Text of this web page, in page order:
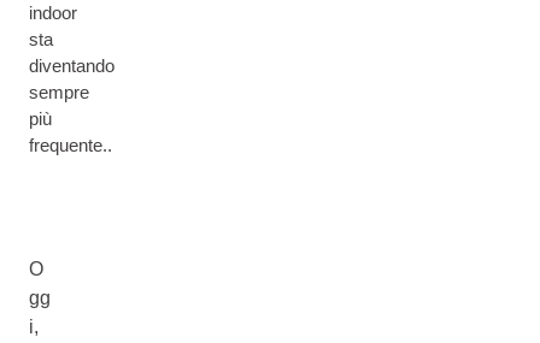
indoor
sta
diventando
sempre
più
frequente..
O
gg
i,